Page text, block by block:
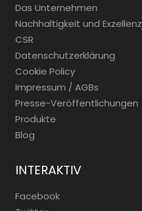
Das Unternehmen
Nachhaltigkeit und Exzellenz
CSR
Datenschutzerklärung
Cookie Policy
Impressum / AGBs
Presse-Veröffentlichungen
Produkte
Blog
INTERAKTIV
Facebook